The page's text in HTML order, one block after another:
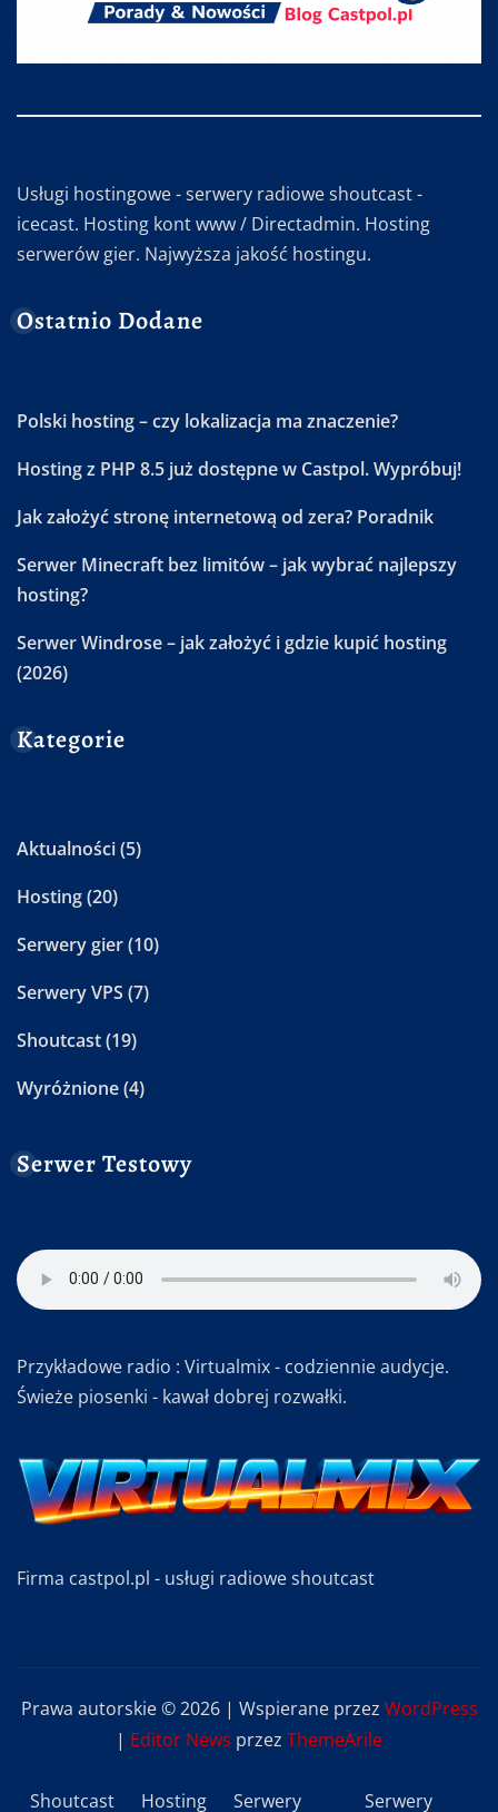
Usługi hostingowe - serwery radiowe shoutcast -
icecast. Hosting kont www / Directadmin. Hosting
serwerów gier. Najwyższa jakość hostingu.
Ostatnio Dodane
Polski hosting – czy lokalizacja ma znaczenie?
Hosting z PHP 8.5 już dostępne w Castpol. Wypróbuj!
Jak założyć stronę internetową od zera? Poradnik
Serwer Minecraft bez limitów – jak wybrać najlepszy
hosting?
Serwer Windrose – jak założyć i gdzie kupić hosting
(2026)
Kategorie
Aktualności(5)
Hosting(20)
Serwery gier(10)
Serwery VPS (7)
Shoutcast(19)
Wyróżnione(4)
Serwer Testowy
Przykładowe radio : Virtualmix - codziennie audycje.
Świeże piosenki - kawał dobrej rozwałki.
Firma castpol.pl - usługi radiowe shoutcast
Prawa autorskie © 2026 | Wspierane przez WordPress
| Editor News przez ThemeArile
Shoutcast Hosting Serwery Serwery